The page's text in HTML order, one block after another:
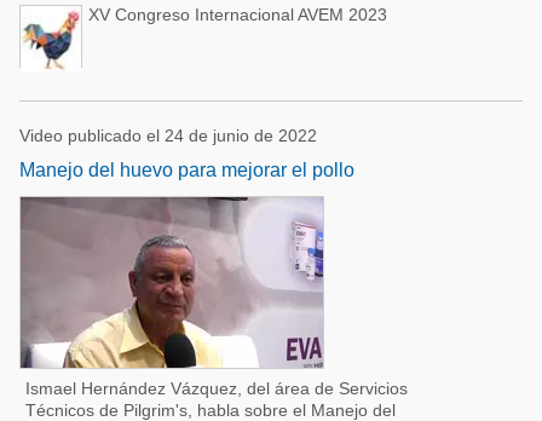
XV Congreso Internacional AVEM 2023
Video publicado el 24 de junio de 2022
Manejo del huevo para mejorar el pollo
Ismael Hernández Vázquez, del área de Servicios
Técnicos de Pilgrim's, habla sobre el Manejo del